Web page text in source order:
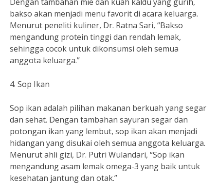
bakso akan menjadi menu favorit di acara keluarga.
Menurut peneliti kuliner, Dr. Ratna Sari, “Bakso
mengandung protein tinggi dan rendah lemak,
sehingga cocok untuk dikonsumsi oleh semua
anggota keluarga.”
4. Sop Ikan
Sop ikan adalah pilihan makanan berkuah yang segar
dan sehat. Dengan tambahan sayuran segar dan
potongan ikan yang lembut, sop ikan akan menjadi
hidangan yang disukai oleh semua anggota keluarga.
Menurut ahli gizi, Dr. Putri Wulandari, “Sop ikan
mengandung asam lemak omega-3 yang baik untuk
kesehatan jantung dan otak.”